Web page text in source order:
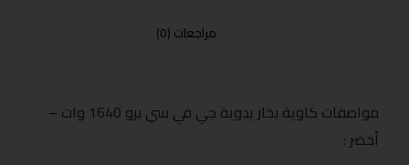
مراجعات (0)
مواصفات كاوية بخار يدوية جي في سي برو 1640 وات –
أخضر :